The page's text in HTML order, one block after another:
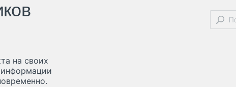
на своих
информации